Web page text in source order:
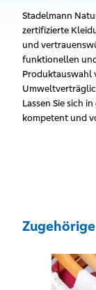
Stadelmann
zertifizierte
und
funktionellen
Produktauswahl
Lassen Sie sich
kompetent und